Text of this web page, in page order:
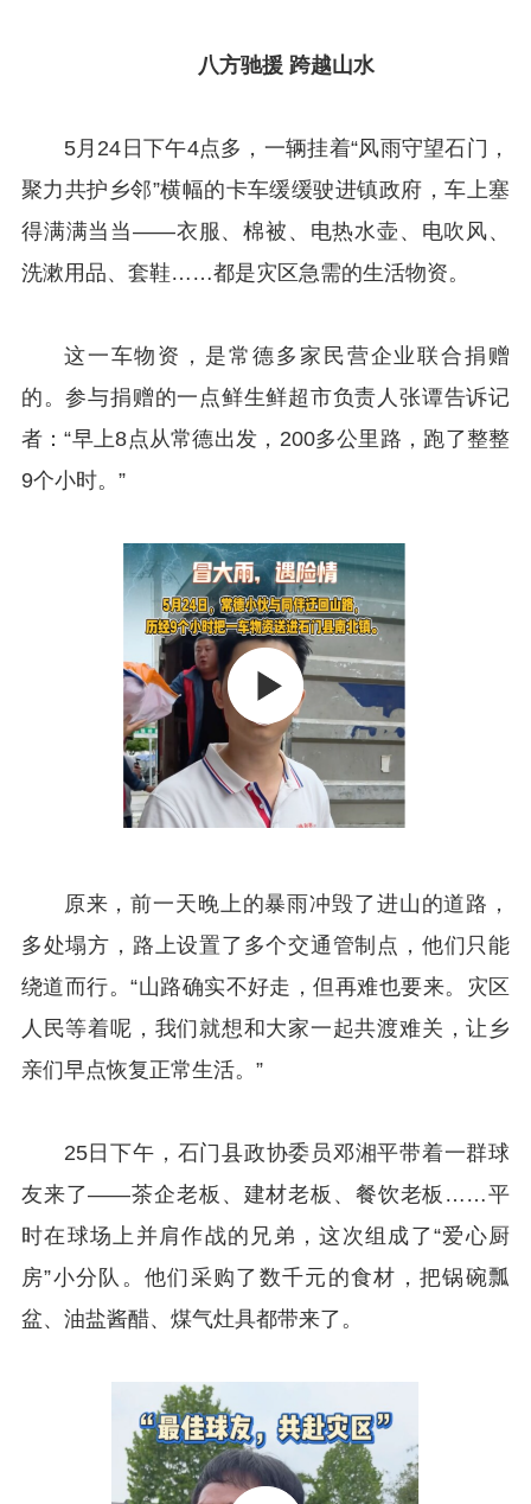
八方驰援 跨越山水
5月24日下午4点多，一辆挂着“风雨守望石门，
聚力共护乡邻”横幅的卡车缓缓驶进镇政府，车上塞
得满满当当——衣服、棉被、电热水壶、电吹风、
洗漱用品、套鞋……都是灾区急需的生活物资。
这一车物资，是常德多家民营企业联合捐赠
的。参与捐赠的一点鲜生鲜超市负责人张谭告诉记
者：“早上8点从常德出发，200多公里路，跑了整整
9个小时。”
原来，前一天晚上的暴雨冲毁了进山的道路，
多处塌方，路上设置了多个交通管制点，他们只能
绕道而行。“山路确实不好走，但再难也要来。灾区
人民等着呢，我们就想和大家一起共渡难关，让乡
亲们早点恢复正常生活。”
25日下午，石门县政协委员邓湘平带着一群球
友来了——茶企老板、建材老板、餐饮老板……平
时在球场上并肩作战的兄弟，这次组成了“爱心厨
房”小分队。他们采购了数千元的食材，把锅碗瓢
盆、油盐酱醋、煤气灶具都带来了。